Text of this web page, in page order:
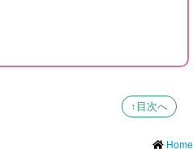
↑目次へ
Home